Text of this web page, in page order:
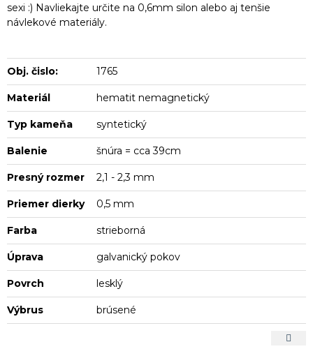
sexi :) Navliekajte určite na 0,6mm silon alebo aj tenšie
návlekové materiály.
Obj. čislo: 1765
Materiál hematit nemagnetický
Typ kameňa syntetický
Balenie šnúra = cca 39cm
Presný rozmer 2,1 - 2,3 mm
Priemer dierky 0,5 mm
Farba strieborná
Úprava galvanický pokov
Povrch lesklý
Výbrus brúsené